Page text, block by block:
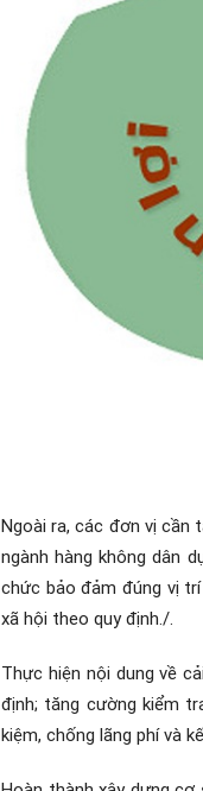
Ngoài ra, các đơn vị cần
ngành hàng không dân
chức bảo đảm đúng vị
xã hội theo quy định./.
Thực hiện nội dung về
định; tăng cường kiểm
kiệm, chống lãng phí và